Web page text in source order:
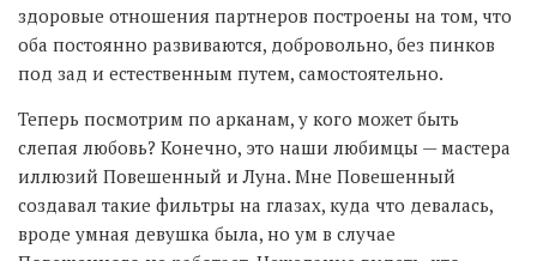
здоровые отношения партнеров построены на том, что
оба постоянно развиваются, добровольно, без пинков
под зад и естественным путем, самостоятельно.
Теперь посмотрим по арканам, у кого может быть
слепая любовь? Конечно, это наши любимцы — мастера
иллюзий Повешенный и Луна. Мне Повешенный
создавал такие фильтры на глазах, куда что девалась,
вроде умная девушка была, но ум в случае